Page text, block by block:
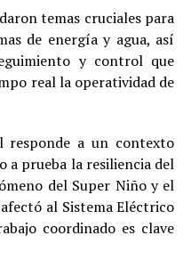
temas cruciales para
de energía y agua, así
y control que
real la operatividad de
responde a un contexto
a prueba la resiliencia del
del Super Niño y el
al Sistema Eléctrico
coordinado es clave